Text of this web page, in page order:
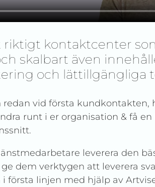
kontaktcenter
skalbart även
och lättillgängliga
redan vid första kundkontakten,
runt i er organisation & få
leverera den
dem verktygen att leverera
första linjen med hjälp av